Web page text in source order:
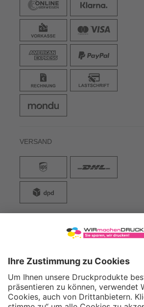
VERSAND
WIRmachenDRUCK GmbH
71522 Backnang
Tel.: +49 (0) 711 995 982 - 20
Fax: +49 (0) 711 995 982 - 21